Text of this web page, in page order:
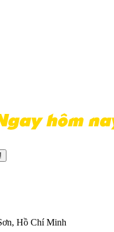
Hồ Chí Minh